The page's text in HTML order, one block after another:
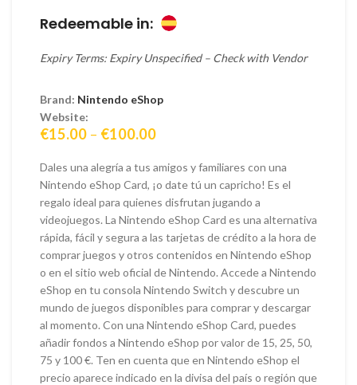
Redeemable in:
Expiry Terms: Expiry Unspecified – Check with Vendor
Brand: Nintendo eShop
Website:
€15.00 – €100.00Price
€15.00
through
€100.00
Dales una alegría a tus amigos y familiares con una
Nintendo eShop Card, ¡o date tú un capricho! Es el
regalo ideal para quienes disfrutan jugando a
videojuegos. La Nintendo eShop Card es una alternativa
rápida, fácil y segura a las tarjetas de crédito a la hora de
comprar juegos y otros contenidos en Nintendo eShop
o en el sitio web oficial de Nintendo. Accede a Nintendo
eShop en tu consola Nintendo Switch y descubre un
mundo de juegos disponibles para comprar y descargar
al momento. Con una Nintendo eShop Card, puedes
añadir fondos a Nintendo eShop por valor de 15, 25, 50,
75 y 100 €. Ten en cuenta que en Nintendo eShop el
precio aparece indicado en la divisa del país o región que